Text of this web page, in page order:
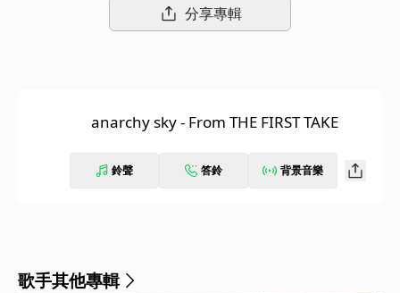
分享專輯
anarchy sky - From THE FIRST TAKE
鈴聲 答鈴 背景音樂
歌手其他專輯